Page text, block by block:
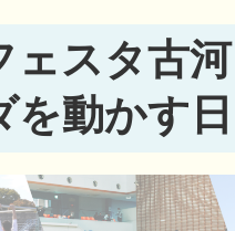
ェスタ古
を動かす日